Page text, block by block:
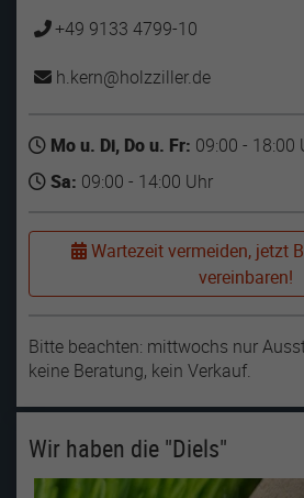
+49 9133 4799-10
h.kern holzziller de
Mo u. Di, Do u. Fr: 09:00 - 18:00
Sa: 09:00 - 14:00 Uhr
Wartezeit vermeiden, jetzt
vereinbaren!
Bitte beachten: mittwochs nur
keine Beratung, kein Verkauf.
Wir haben die "Diels"